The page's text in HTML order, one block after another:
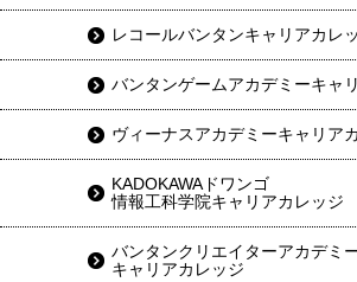
レコールバンタンキャリアカレ
バンタンゲームアカデミーキャ
ヴィーナスアカデミーキャリア
KADOKAWAドワンゴ
情報工科学院キャリアカレッジ
バンタンクリエイターアカデミ
キャリアカレッジ